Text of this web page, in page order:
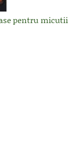
pentru micutii